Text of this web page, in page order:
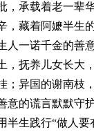
，承载着老一辈
，藏着阿嬷半生
人一诺千金的善
，抚养儿女长大
；异国的谢南枝
意的谎言默默守
半生践行“做人要